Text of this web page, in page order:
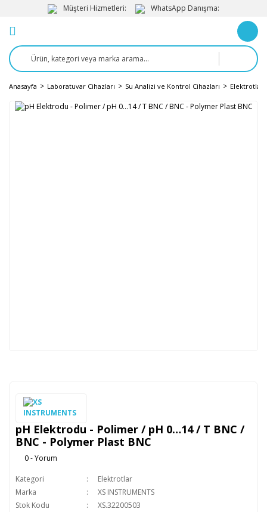
Müşteri Hizmetleri: WhatsApp Danışma:
Anasayfa Laboratuvar Cihazları Su Analizi ve Kontrol Cihazları Elektrotlar
pH Elektrodu - Polimer / pH 0…14 / T BNC /
BNC - Polymer Plast BNC
0 - Yorum
Kategori
Elektrotlar
Marka
XS INSTRUMENTS
Stok Kodu
XS.32200503